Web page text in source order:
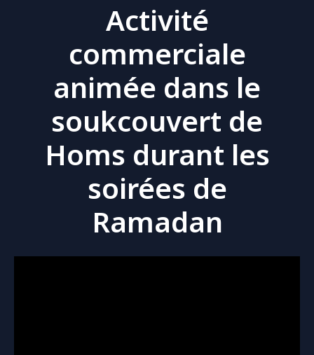
Activité
commerciale
animée dans le
soukcouvert de
Homs durant les
soirées de
Ramadan